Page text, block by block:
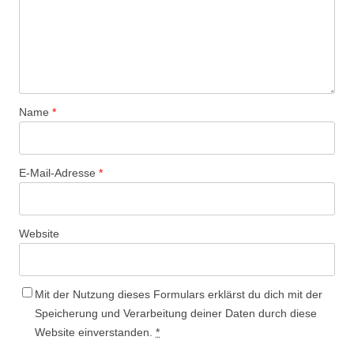
Name *
E-Mail-Adresse *
Website
Mit der Nutzung dieses Formulars erklärst du dich mit der
Speicherung und Verarbeitung deiner Daten durch diese
Website einverstanden. *